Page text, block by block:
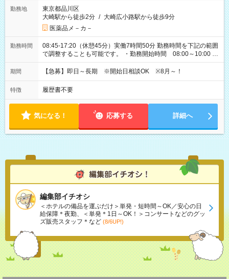
勤務地
東京都品川区
大崎駅から徒歩2分 / 大崎広小路駅から徒歩9分
医薬品メ－カ－
勤務時間
08:45-17:20（休憩45分）実働7時間50分 勤務時間を下記の範囲
で調整することも可能です。 ・勤務開始時間 08:00～10:00 ・
勤務終了時間 17:00～19:00 ・実働 06:15～08:00
期間 【急募】即日～長期 ※開始日相談OK ※8月～！
特徴 履歴書不要
気になる！ 応募する 詳細へ
編集部イチオシ
＜ホテルの備品を運ぶだけ＞単発・短時間～OK／安心の日
給保障＊夜勤、＜単発＊1日～OK！＞コンサートなどのグッ
ズ販売スタッフ＊など (8/6UP!)